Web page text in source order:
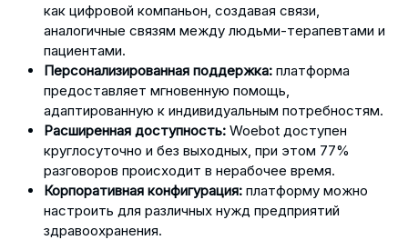
как цифровой компаньон, создавая связи,
аналогичные связям между людьми-терапевтами и
пациентами.
Персонализированная поддержка: платформа
предоставляет мгновенную помощь,
адаптированную к индивидуальным потребностям.
Расширенная доступность: Woebot доступен
круглосуточно и без выходных, при этом 77%
разговоров происходит в нерабочее время.
Корпоративная конфигурация: платформу можно
настроить для различных нужд предприятий
здравоохранения.